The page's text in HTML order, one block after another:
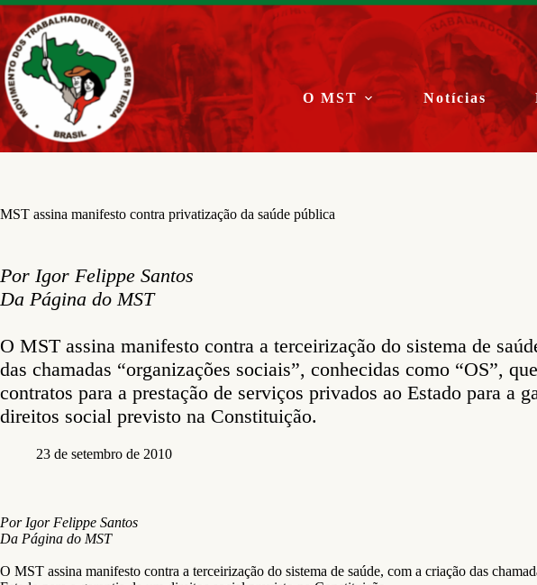
Pular
para
o
conteúdo
O MST Notícias
MST assina manifesto contra privatização da saúde pública
Por Igor Felippe Santos
Da Página do MST
O MST assina manifesto contra a terceirização do sistema de
das chamadas “organizações sociais”, conhecidas como “OS”,
contratos para a prestação de serviços privados ao Estado para a
direitos social previsto na Constituição.
23 de setembro de 2010
Por Igor Felippe Santos
Da Página do MST
O MST assina manifesto contra a terceirização do sistema de saúde, com a criação das